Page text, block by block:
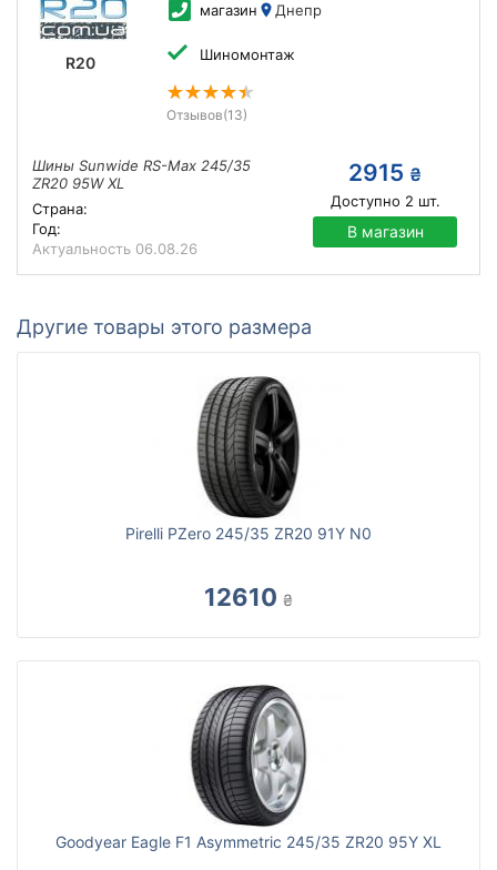
R20
магазин Днепр
Шиномонтаж
Отзывов(13)
Шины Sunwide RS-Max 245/35
ZR20 95W XL
Страна:
Год:
Актуальность 06.08.26
2915 ₴
Доступно 2 шт.
В магазин
Другие товары этого размера
Pirelli PZero 245/35 ZR20 91Y N0
12610 ₴
Goodyear Eagle F1 Asymmetric 245/35 ZR20 95Y XL